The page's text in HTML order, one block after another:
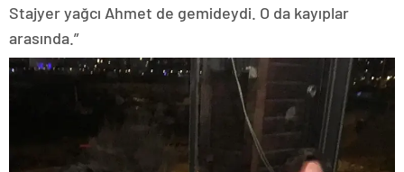
Stajyer yağcı Ahmet de gemideydi. O da kayıplar
arasında.”